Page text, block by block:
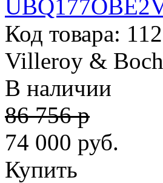
Код товара:
Villeroy &
В наличии
86 756 р
74 000 руб.
Купить